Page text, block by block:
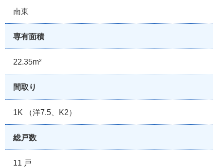
南東
専有面積
22.35m²
間取り
1K （洋7.5、K2）
総戸数
11 戸